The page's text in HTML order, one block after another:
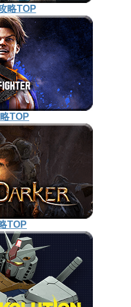
略TOP
TOP
TOP